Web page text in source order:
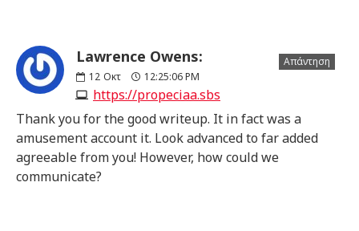
Lawrence Owens:
12 Οκτ 12:25:06 PM
https://propeciaa.sbs
Απάντηση
Thank you for the good writeup. It in fact was a
amusement account it. Look advanced to far added
agreeable from you! However, how could we
communicate?